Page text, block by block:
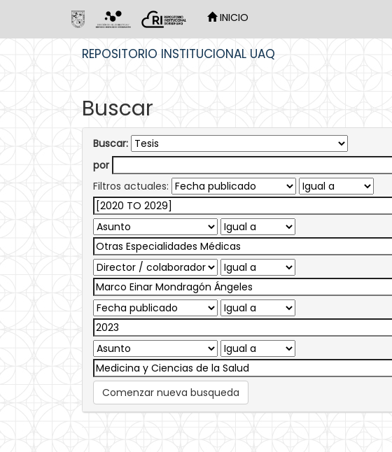
INICIO
REPOSITORIO INSTITUCIONAL UAQ
Buscar
Buscar:
por
Filtros actuales:
Comenzar nueva busqueda